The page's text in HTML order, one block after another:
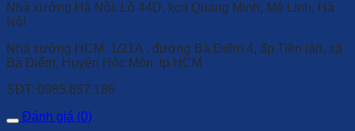
Nhà xưởng Hà Nội: Lô 44D, kcn Quang Minh, Mê Linh, Hà
Nội
Nhà xưởng HCM: 1/21A , đường Bà Điểm 4, ấp Tiền lân, xã
Bà Điểm, Huyện Hóc Môn, tp HCM
SĐT: 0985.657.186
Đánh giá (0)